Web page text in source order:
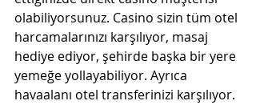
olabiliyorsunuz. Casino sizin tüm otel
harcamalarınızı karşılıyor, masaj
hediye ediyor, şehirde başka bir yere
yemeğe yollayabiliyor. Ayrıca
havaalanı otel transferinizi karşılıyor.